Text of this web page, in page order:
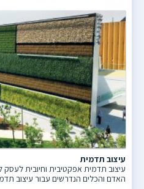
עיצוב תדמית
האדם והכלים הנדרשים עבור עיצוב